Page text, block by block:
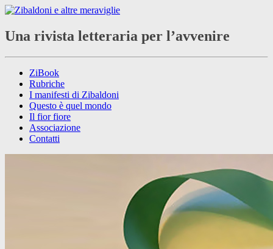
Una rivista letteraria per l’avvenire
ZiBook
Rubriche
I manifesti di Zibaldoni
Questo è quel mondo
Il fior fiore
Associazione
Contatti